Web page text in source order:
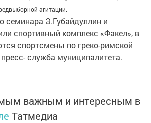
агитации.
семинара Э.Губайдуллин и
спортивный комплекс «Факел», в
спортсмены по греко-римской
служба муниципалитета.
важным и интересным в
Татмедиа